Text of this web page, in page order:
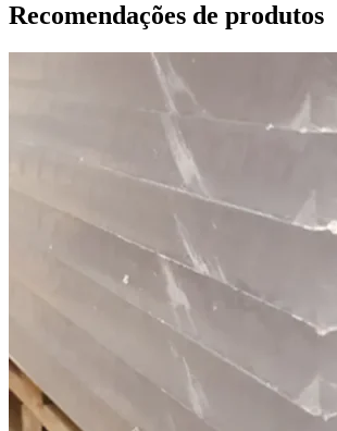
Recomendações de produtos